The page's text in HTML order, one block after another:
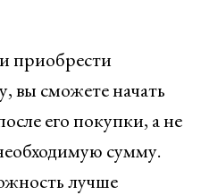
приобрести
вы сможете начать
его покупки, а не
сумму.
лучше